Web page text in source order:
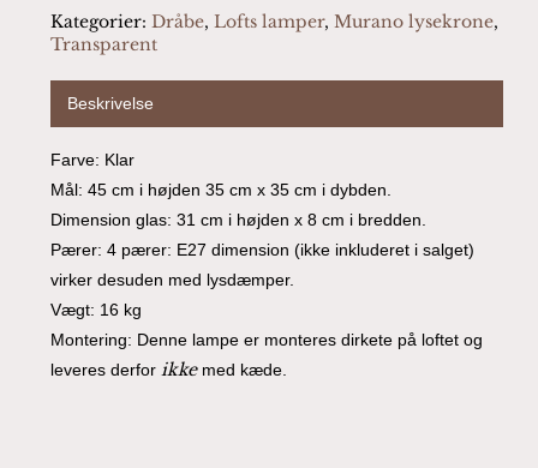
Kategorier: Dråbe, Lofts lamper, Murano lysekrone,
Transparent
Beskrivelse
Farve: Klar
Mål: 45 cm i højden 35 cm x 35 cm i dybden.
Dimension glas: 31 cm i højden x 8 cm i bredden.
Pærer: 4 pærer: E27 dimension (ikke inkluderet i salget)
virker desuden med lysdæmper.
Vægt: 16 kg
Montering: Denne lampe er monteres dirkete på loftet og
leveres derfor ikkemed kæde.